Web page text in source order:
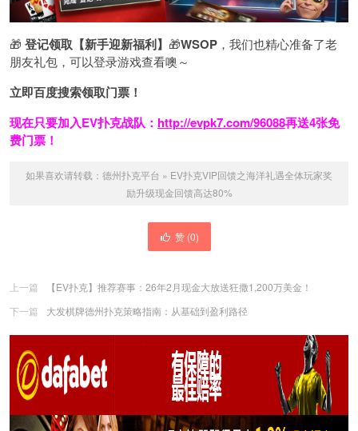
🎁 登记领取【新手迎新福利】 🎁WSOP ，我们也精心准备了老
朋友礼包，可以登录游戏查看噢～
立即百度搜索领取门票！
现在只要加入EV扑克战队： http://evpk7.com/96088再送4张免
费门票！
如果喜欢请转载： 德州扑克平台 » EV扑克VIP回馈之海洋礼遇全体玩家奖
励升级现金回馈高达80%
赞 (0)
上一篇
【EV扑克】推荐赛事：26年2月现金大放送狂撒1,200万美金！
下一篇
大发棋牌德州扑克策略指南：从基础到盈利路径